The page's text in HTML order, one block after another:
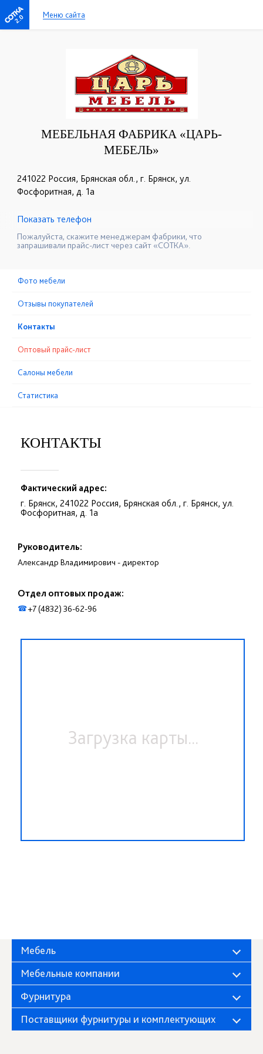
2.0 Меню сайта
МЕБЕЛЬНАЯ ФАБРИКА «ЦАРЬ-
МЕБЕЛЬ»
241022 Россия, Брянская обл., г. Брянск, ул.
Фосфоритная, д. 1а
☎+7 (4832) 36-62-96
Показать телефон
Пожалуйста, скажите менеджерам фабрики, что
запрашивали прайс-лист через сайт «СОТКА».
Фото мебели
Отзывы покупателей
Контакты
Оптовый прайс-лист
Cалоны мебели
Статистика
КОНТАКТЫ
Фактический адрес:
г. Брянск, 241022 Россия, Брянская обл., г. Брянск, ул.
Фосфоритная, д. 1а
Руководитель:
Александр Владимирович - директор
Отдел оптовых продаж:
☎+7 (4832) 36-62-96
Загрузка карты...
Мебель
Мебельные компании
Фурнитура
Поставщики фурнитуры и комплектующих